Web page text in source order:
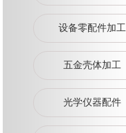
设备零配件加工
五金壳体加工
光学仪器配件